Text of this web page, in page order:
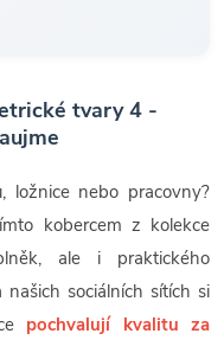
tvary 4 -
ložnice nebo pracovny?
kobercem z kolekce
ale i praktického
sociálních sítích si
pochvalují kvalitu za